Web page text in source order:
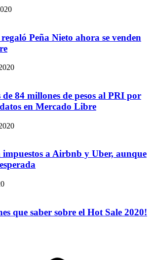
Peña Nieto ahora se venden
84 millones de pesos al PRI por
en Mercado Libre
impuestos a Airbnb y Uber, aunque
que saber sobre el Hot Sale 2020!